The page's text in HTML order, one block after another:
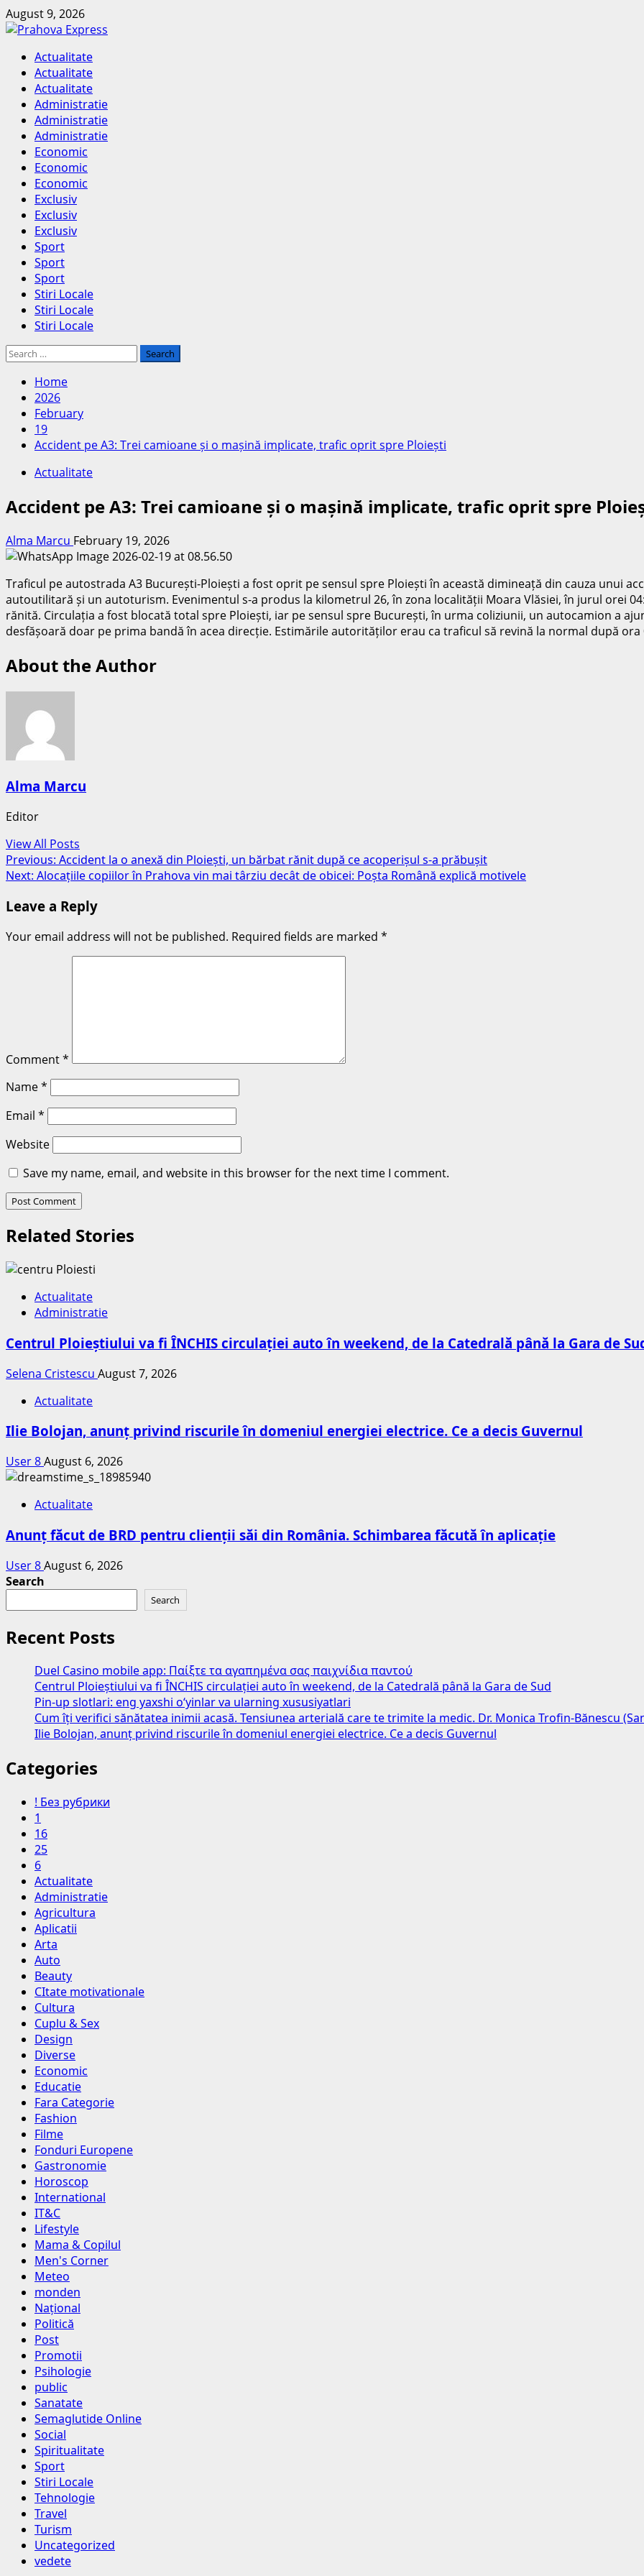
Skip
to
August 9, 2026
Primary
Menu
Actualitate
Actualitate
Actualitate
Administratie
Administratie
Administratie
Economic
Economic
Economic
Exclusiv
Exclusiv
Exclusiv
Sport
Sport
Sport
Stiri Locale
Stiri Locale
Stiri Locale
Search
Home
2026
February
19
Accident pe A3: Trei camioane și o mașină implicate, trafic oprit spre Ploiești
Actualitate
Accident pe A3: Trei camioane și o mașină implicate, trafic oprit spre
Alma Marcu February 19, 2026
Traficul pe autostrada A3 București-Ploiești a fost oprit pe sensul spre Ploiești în această dimineață din cauza unui
autoutilitară și un autoturism. Evenimentul s-a produs la kilometrul 26, în zona localității Moara Vlăsiei, în jurul orei
rănită. Circulația a fost blocată total spre Ploiești, iar pe sensul spre București, în urma coliziunii, un autocamion a
desfășoară doar pe prima bandă în acea direcție. Estimările autorităților erau ca traficul să revină la normal după ora
About the Author
Alma Marcu
Editor
View All Posts
Post
navigation
Previous: Accident la o anexă din Ploiești, un bărbat rănit după ce acoperișul s-a prăbușit
Next: Alocațiile copiilor în Prahova vin mai târziu decât de obicei: Poșta Română explică motivele
Leave a Reply
Your email address will not be published. Required fields are marked *
Comment*
Name*
Email *
Website
Save my name, email, and website in this browser for the next time I comment.
Related Stories
Actualitate
Administratie
Centrul Ploieștiului va fi ÎNCHIS circulației auto în weekend, de la Catedrală până la Gara de
Selena Cristescu August 7, 2026
Actualitate
Ilie Bolojan, anunț privind riscurile în domeniul energiei electrice. Ce a decis Guvernul
User 8August 6, 2026
Actualitate
Anunț făcut de BRD pentru clienții săi din România. Schimbarea făcută în aplicație
User 8August 6, 2026
Search
Search
Recent Posts
Duel Casino mobile app: Παίξτε τα αγαπημένα σας παιχνίδια παντού
Centrul Ploieștiului va fi ÎNCHIS circulației auto în weekend, de la Catedrală până la Gara de Sud
Pin-up slotlari: eng yaxshi o‘yinlar va ularning xususiyatlari
Cum îți verifici sănătatea inimii acasă. Tensiunea arterială care te trimite la medic. Dr. Monica Trofin-Bănescu
Ilie Bolojan, anunț privind riscurile în domeniul energiei electrice. Ce a decis Guvernul
Categories
! Без рубрики
1
16
25
6
Actualitate
Administratie
Agricultura
Aplicatii
Arta
Auto
Beauty
CItate motivationale
Cultura
Cuplu & Sex
Design
Diverse
Economic
Educatie
Fara Categorie
Fashion
Filme
Fonduri Europene
Gastronomie
Horoscop
International
IT&C
Lifestyle
Mama & Copilul
Men's Corner
Meteo
monden
Național
Politică
Post
Promotii
Psihologie
public
Sanatate
Semaglutide Online
Social
Spiritualitate
Sport
Stiri Locale
Tehnologie
Travel
Turism
Uncategorized
vedete